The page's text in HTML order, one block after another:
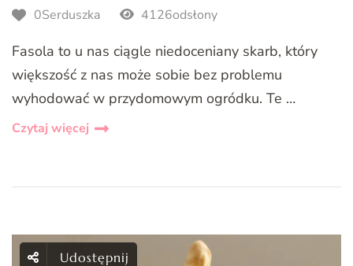
0Serduszka 4126odsłony
Fasola to u nas ciągle niedoceniany skarb, który
większość z nas może sobie bez problemu
wyhodować w przydomowym ogródku. Te …
Czytaj więcej
Udostępnij